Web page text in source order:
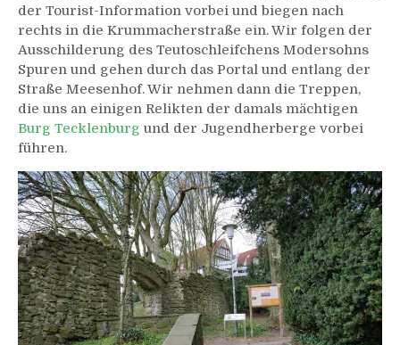
der Tourist-Information vorbei und biegen nach
rechts in die Krummacherstraße ein. Wir folgen der
Ausschilderung des Teutoschleifchens Modersohns
Spuren und gehen durch das Portal und entlang der
Straße Meesenhof. Wir nehmen dann die Treppen,
die uns an einigen Relikten der damals mächtigen
Burg Tecklenburg und der Jugendherberge vorbei
führen.